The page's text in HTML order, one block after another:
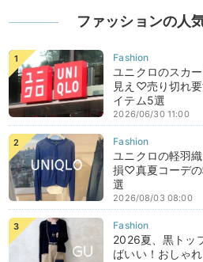
ファッションの人
ユニクロのスカ
見え♡売り切れ
イテム5選
2026/06/30 11:00
ユニクロの軽羽
損♡真夏コーデ
選
2026/08/03 08:00
2026夏、黒トッ
ばいい！おしゃ